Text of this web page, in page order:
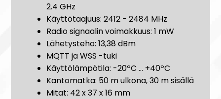
2.4 GHz
Käyttötaajuus: 2412 - 2484 MHz
Radio signaalin voimakkuus: 1 mW
Lähetysteho: 13,38 dBm
MQTT ja WSS -tuki
Käyttölämpötila: -20ºC ... +40ºC
Kantomatka: 50 m ulkona, 30 m sisällä
Mitat: 42 x 37 x 16 mm